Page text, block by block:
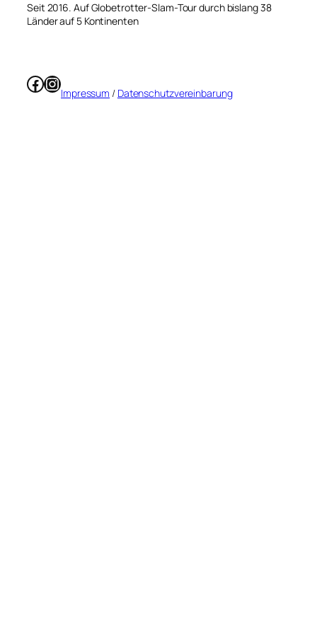
Seit 2016. Auf Globetrotter-Slam-Tour durch bislang 38
Länder auf 5 Kontinenten
Facebook
Instagram
Impressum / Datenschutzvereinbarung